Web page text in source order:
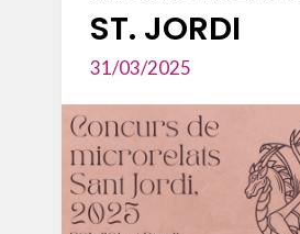
ST. JORDI
31/03/2025